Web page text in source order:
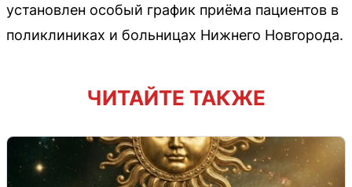
установлен особый график приёма пациентов в
поликлиниках и больницах Нижнего Новгорода.
ЧИТАЙТЕ ТАКЖЕ